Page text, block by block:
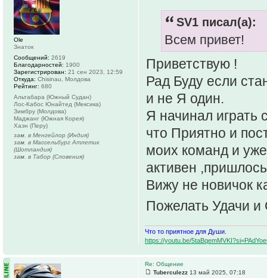
SV1 писал(а):
Всем привет!
Приветствую !
Рад Буду если
и не Я один.
Я начинал играть
что Приятно и
моих команд и
активен
Вижу не новичок
Пожелать Удачи
Что то приятное для Души.
https://youtu.be/
Ole
Знаток
Сообщений: 2619
Благодарностей: 1900
Зарегистрирован: 21 сен 2023, 12:59
Откуда: Chisinau, Молдова
Рейтинг: 680
Альтабара (Южный Судан)
Лос-Кабос Юнайтед (Мексика)
Зимбру (Молдова)
Маджанг (Южная Корея)
Хаэн (Перу)
зам. в Менгейлор (Индия)
зам. в Массельбург Атлетик
(Шотландия)
зам. в Табор (Словения)
Re: Общение
Tuberculezz 13 май 2025, 07:18